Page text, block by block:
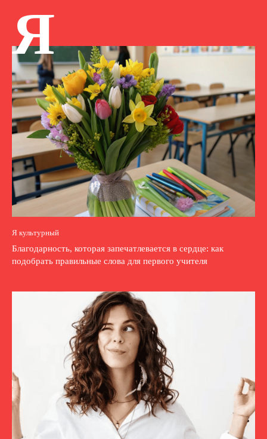
Я
Я культурный
Благодарность, которая запечатлевается в сердце: как
подобрать правильные слова для первого учителя